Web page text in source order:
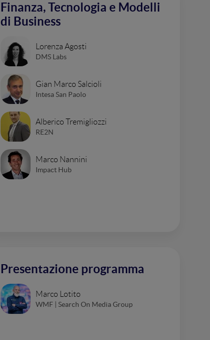
Finanza, Tecnologia e Modelli
di Business
Lorenza Agosti
DMS Labs
Gian Marco Salcioli
Intesa San Paolo
Alberico Tremigliozzi
RE2N
Marco Nannini
Impact Hub
Presentazione programma
Marco Lotito
WMF | Search On Media Group